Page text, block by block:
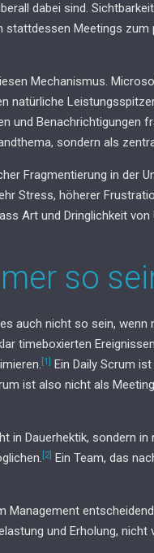
dabei sind.
stattdessen Meetings
Mechanismus.
natürliche
und Benachrichtigungen
sondern als
Fragmentierung in der
Stress, höherer
Art und Dringlichkeit
so
auch nicht so sein,
timeboxierten
[1]
Ein Daily Scrum
ist also nicht als
in Dauerhektik, sondern
[2]
Ein Team, das
Management
und Erholung, nicht